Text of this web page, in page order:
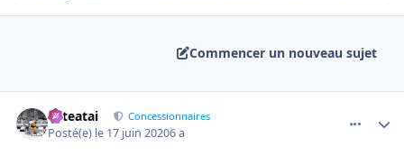
Commencer un nouveau sujet
eliteatai Concessionnaires
Posté(e) le 17 juin 20206 a